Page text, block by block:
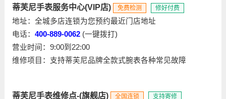
蒂芙尼手表服务中心(VIP店) 免费检测 修好付费
地址：全城多店连锁为您预约最近门店地址
电话： 400-889-0062(一键拨打)
营业时间：9:00到22:00
维修项目：支持蒂芙尼品牌全款式腕表各种常见故障
蒂芙尼手表维修点-(旗舰店) 全国连锁 支持寄修